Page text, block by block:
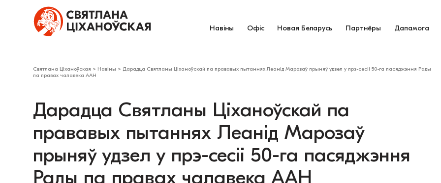
Навіны Офіс Новая Беларусь Партнёры Дапамога
Святлана Ціханоўская > Навіны > Дарадца Святланы Ціханоўскай па прававых пытаннях Леанід Марозаў прыняў удзел у прэ-сесіі 50-га пасяджэння Рады
па правах чалавека ААН
Дарадца Святланы Ціханоўскай па
прававых пытаннях Леанід Марозаў
прыняў удзел у прэ-сесіі 50-га пасяджэння
Рады па правах чалавека ААН